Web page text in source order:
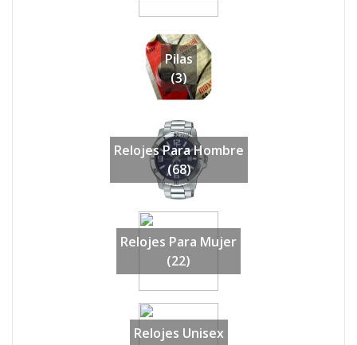
Pilas
(3)
Relojes Para Hombre
(68)
Relojes Para Mujer
(22)
Relojes Unisex